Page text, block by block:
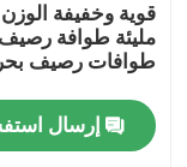
جولة في المعمل
مراقبة الجودة
قوية وخفيفة
طوافات رصيف
إرسال